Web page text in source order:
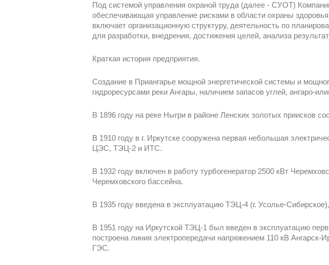
Под системой управления охраной труда (далее - СУОТ)
обеспечивающая управление рисками в области охраны
включает организационную структуру, деятельность по
для разработки, внедрения, достижения целей, анализа
Краткая история предприятия.
Создание в Приангарье мощной энергетической системы и
гидроресурсами реки Ангары, наличием запасов углей, ангаро-
В 1896 году на реке Ныгри в районе Ленских золотых приисков
В 1910 году в г. Иркутске сооружена первая небольшая
ЦЭС, ТЭЦ-2 и ИТС.
В 1932 году включен в работу турбогенератор 2500 кВт
Черемховского бассейна.
В 1935 году введена в эксплуатацию ТЭЦ-4 (г. Усолье-
В 1951 году на Иркутской ТЭЦ-1 был введен в эксплуатацию
построена линия электропередачи напряжением 110 кВ Ангарск-
ГЭС.